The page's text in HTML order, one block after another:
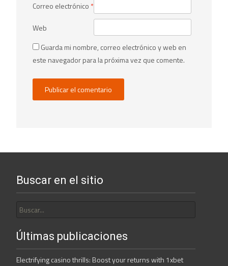
Correo electrónico *
Web
Guarda mi nombre, correo electrónico y web en
este navegador para la próxima vez que comente.
Buscar en el sitio
por:
Últimas publicaciones
Electrifying casino thrills: Boost your returns with 1xbet